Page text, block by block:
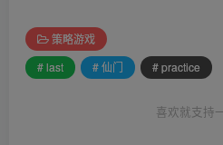
策略游戏
# last
# 仙门 # practice
喜欢就支持